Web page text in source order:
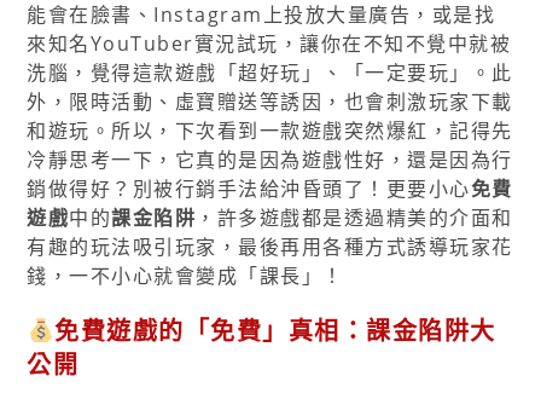
能會在臉書、Instagram上投放大量廣告，或是找
來知名YouTuber實況試玩，讓你在不知不覺中就被
洗腦，覺得這款遊戲「超好玩」、「一定要玩」。此
外，限時活動、虛寶贈送等誘因，也會刺激玩家下載
和遊玩。所以，下次看到一款遊戲突然爆紅，記得先
冷靜思考一下，它真的是因為遊戲性好，還是因為行
銷做得好？別被行銷手法給沖昏頭了！更要小心免費
遊戲中的課金陷阱 ，許多遊戲都是透過精美的介面和
有趣的玩法吸引玩家，最後再用各種方式誘導玩家花
錢，一不小心就會變成「課長」！
免費遊戲的「免費」真相：課金陷阱大
公開